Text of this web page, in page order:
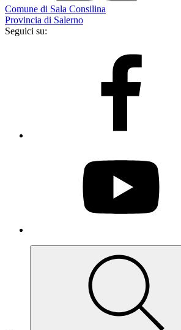
Comune di Sala Consilina
Provincia di Salerno
Seguici su: